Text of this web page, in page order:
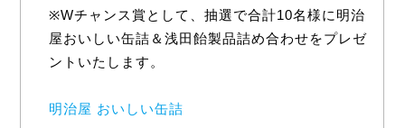
※Wチャンス賞として、抽選で合計10名様に明治
屋おいしい缶詰＆浅田飴製品詰め合わせをプレゼ
ントいたします。
明治屋 おいしい缶詰